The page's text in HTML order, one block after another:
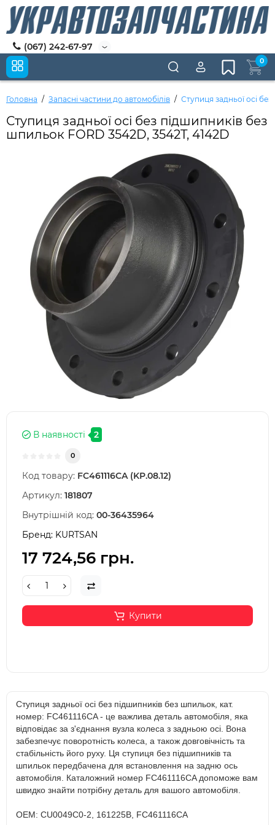
(067) 242-67-97
0
Головна Запасні частини до автомобілів Ступиця задньої осі
Ступиця задньої осі без підшипників без
шпильок FORD 3542D, 3542T, 4142D
В наявності 2
0
Код товару: FC461116CA (KP.08.12)
Артикул: 181807
Внутрішній код: 00-36435964
Бренд: KURTSAN
17 724,56 грн.
Купити
Ступиця задньої осі без підшипників без шпильок, кат.
номер: FC461116CA - це важлива деталь автомобіля, яка
відповідає за з'єднання вузла колеса з задньою осі. Вона
забезпечує поворотність колеса, а також довговічність та
стабільність його руху. Ця ступиця без підшипників та
шпильок передбачена для встановлення на задню ось
автомобіля. Каталожний номер FC461116CA допоможе вам
швидко знайти потрібну деталь для вашого автомобіля.
OEM: CU0049C0-2, 161225B, FC461116CA